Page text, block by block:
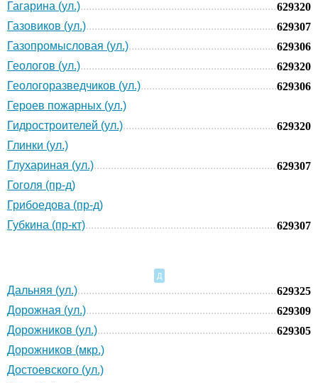
Гагарина (ул.)
629320
Газовиков (ул.)
629307
Газопромысловая (ул.)
629306
Геологов (ул.)
629320
Геологоразведчиков (ул.)
629306
Героев пожарных (ул.)
Гидростроителей (ул.)
629320
Глинки (ул.)
Глухариная (ул.)
629307
Гоголя (пр-д)
Грибоедова (пр-д)
Губкина (пр-кт)
629307
Д
Дальняя (ул.)
629325
Дорожная (ул.)
629309
Дорожников (ул.)
629305
Дорожников (мкр.)
Достоевского (ул.)